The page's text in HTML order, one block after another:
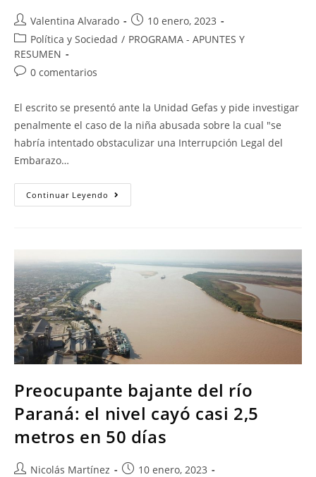
Valentina Alvarado
10 enero, 2023
Política y Sociedad / PROGRAMA - APUNTES Y
RESUMEN
0 comentarios
El escrito se presentó ante la Unidad Gefas y pide investigar
penalmente el caso de la niña abusada sobre la cual "se
habría intentado obstaculizar una Interrupción Legal del
Embarazo…
Continuar Leyendo
Preocupante bajante del río
Paraná: el nivel cayó casi 2,5
metros en 50 días
Nicolás Martínez
10 enero, 2023